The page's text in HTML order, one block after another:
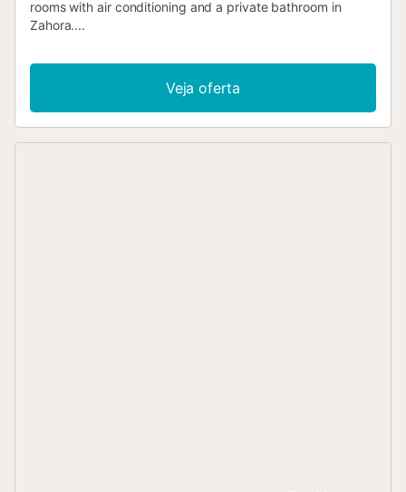
rooms with air conditioning and a private bathroom in
Zahora....
Veja oferta